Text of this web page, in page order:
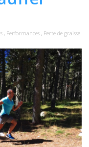
, Performances , Perte de graisse